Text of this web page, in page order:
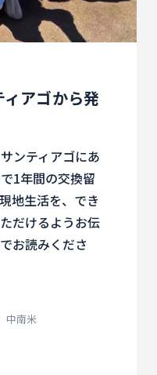
アゴから発
ンティアゴにあ
1年間の交換留
地生活を、でき
だけるようお伝
お読みくださ
中南米